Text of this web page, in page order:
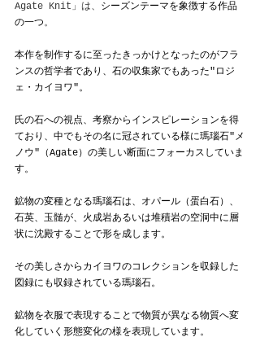
Agate Knit」は、 シーズンテーマを象徴する作品
の一つ。
本作を制作するに至ったきっかけとなったのがフラ
ンスの哲学者であり、石の収集家でもあった"ロジ
ェ・カイヨワ"。
氏の石への視点、考察からインスピレーションを得
ており、中でもその名に冠されている様に瑪瑙石"メ
ノウ"（Agate）の美しい断面にフォーカスしていま
す。
鉱物の変種となる瑪瑙石は、オパール（蛋白石）、
石英、玉髄が、火成岩あるいは堆積岩の空洞中に層
状に沈殿することで形を成します。
その美しさからカイヨワのコレクションを収録した
図録にも収録されている瑪瑙石。
鉱物を衣服で表現することで物質が異なる物質へ変
化していく形態変化の様を表現しています。